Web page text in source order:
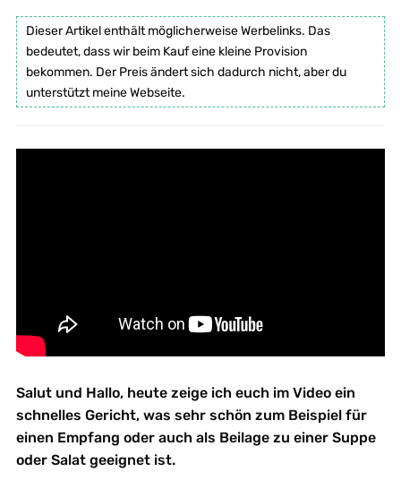
Dieser Artikel enthält möglicherweise Werbelinks. Das
bedeutet, dass wir beim Kauf eine kleine Provision
bekommen. Der Preis ändert sich dadurch nicht, aber du
unterstützt meine Webseite.
Salut und Hallo, heute zeige ich euch im Video ein
schnelles Gericht, was sehr schön zum Beispiel für
einen Empfang oder auch als Beilage zu einer Suppe
oder Salat geeignet ist.